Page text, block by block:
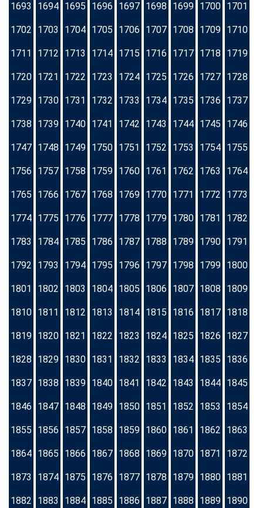
1693 1694 1695 1696 1697 1698 1699 1700 1701
1702 1703 1704 1705 1706 1707 1708 1709 1710
1711 1712 1713 1714 1715 1716 1717 1718 1719
1720 1721 1722 1723 1724 1725 1726 1727 1728
1729 1730 1731 1732 1733 1734 1735 1736 1737
1738 1739 1740 1741 1742 1743 1744 1745 1746
1747 1748 1749 1750 1751 1752 1753 1754 1755
1756 1757 1758 1759 1760 1761 1762 1763 1764
1765 1766 1767 1768 1769 1770 1771 1772 1773
1774 1775 1776 1777 1778 1779 1780 1781 1782
1783 1784 1785 1786 1787 1788 1789 1790 1791
1792 1793 1794 1795 1796 1797 1798 1799 1800
1801 1802 1803 1804 1805 1806 1807 1808 1809
1810 1811 1812 1813 1814 1815 1816 1817 1818
1819 1820 1821 1822 1823 1824 1825 1826 1827
1828 1829 1830 1831 1832 1833 1834 1835 1836
1837 1838 1839 1840 1841 1842 1843 1844 1845
1846 1847 1848 1849 1850 1851 1852 1853 1854
1855 1856 1857 1858 1859 1860 1861 1862 1863
1864 1865 1866 1867 1868 1869 1870 1871 1872
1873 1874 1875 1876 1877 1878 1879 1880 1881
1882 1883 1884 1885 1886 1887 1888 1889 1890